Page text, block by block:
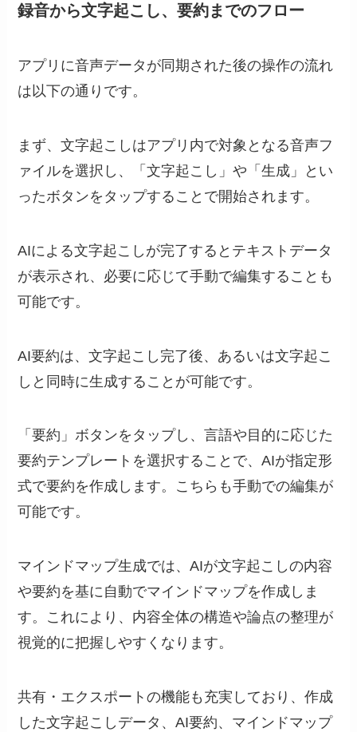
録音から文字起こし、要約までのフロー
アプリに音声データが同期された後の操作の流れ
は以下の通りです。
まず、文字起こしはアプリ内で対象となる音声フ
ァイルを選択し、「文字起こし」や「生成」とい
ったボタンをタップすることで開始されます。
AIによる文字起こしが完了するとテキストデータ
が表示され、必要に応じて手動で編集することも
可能です。
AI要約は、文字起こし完了後、あるいは文字起こ
しと同時に生成することが可能です。
「要約」ボタンをタップし、言語や目的に応じた
要約テンプレートを選択することで、AIが指定形
式で要約を作成します。こちらも手動での編集が
可能です。
マインドマップ生成では、AIが文字起こしの内容
や要約を基に自動でマインドマップを作成しま
す。これにより、内容全体の構造や論点の整理が
視覚的に把握しやすくなります。
共有・エクスポートの機能も充実しており、作成
した文字起こしデータ、AI要約、マインドマップ